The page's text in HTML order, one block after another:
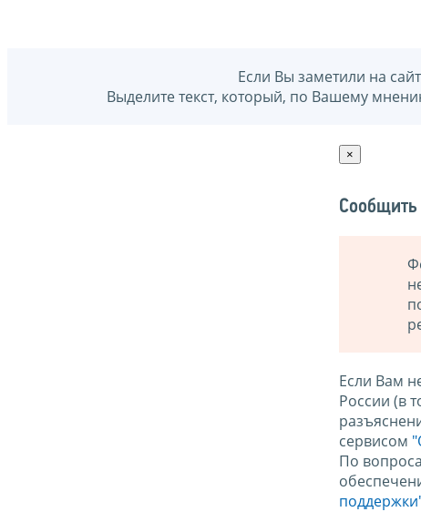
Если Вы заметили на
Выделите текст, который, по Вашему
×
Сообщить
Если Вам
России (в
сервисом
По